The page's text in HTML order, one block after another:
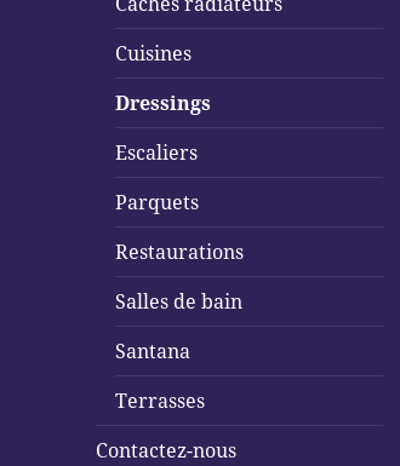
Cuisines
Dressings
Escaliers
Parquets
Restaurations
Salles de bain
Santana
Terrasses
Contactez-nous